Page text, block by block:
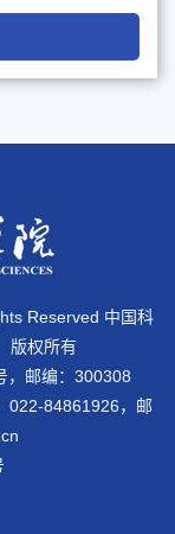
Reserved 中国科
版权所有
，邮编：300308
022-84861926，邮